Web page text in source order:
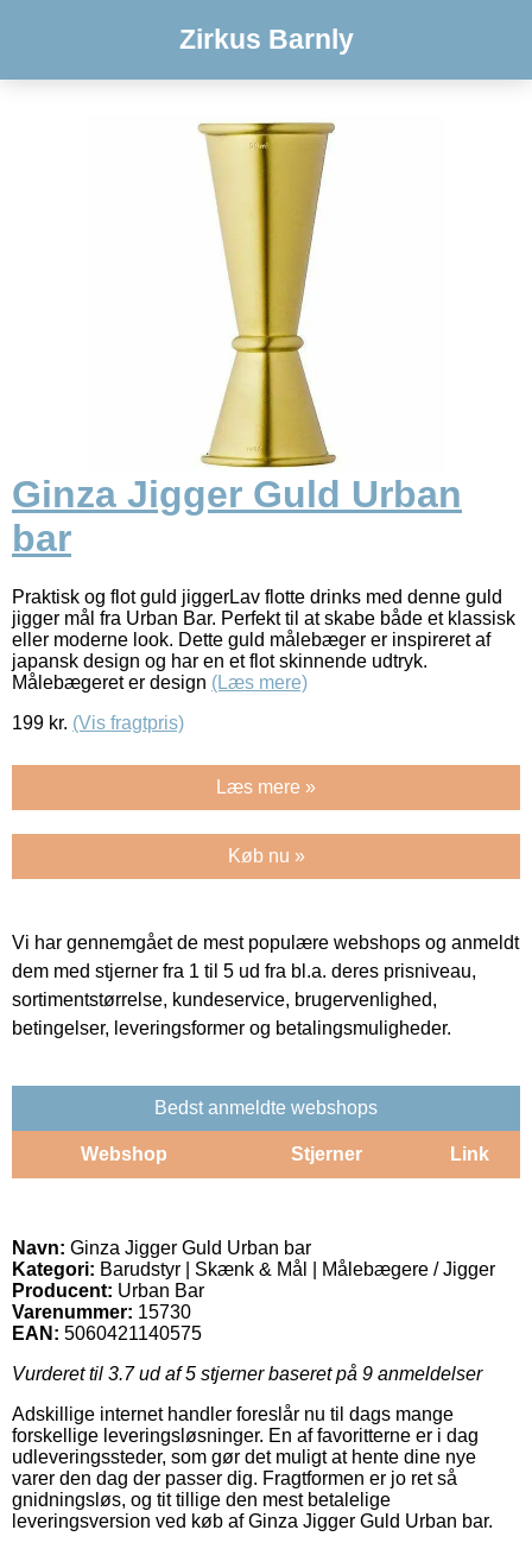
Zirkus Barnly
Ginza Jigger Guld Urban
bar
Praktisk og flot guld jiggerLav flotte drinks med denne guld
jigger mål fra Urban Bar. Perfekt til at skabe både et klassisk
eller moderne look. Dette guld målebæger er inspireret af
japansk design og har en et flot skinnende udtryk.
Målebægeret er design (Læs mere)
199 kr. (Vis fragtpris)
Læs mere »
Køb nu »
Vi har gennemgået de mest populære webshops og anmeldt
dem med stjerner fra 1 til 5 ud fra bl.a. deres prisniveau,
sortimentstørrelse, kundeservice, brugervenlighed,
betingelser, leveringsformer og betalingsmuligheder.
Bedst anmeldte webshops
Webshop Stjerner Link
Navn: Ginza Jigger Guld Urban bar
Kategori: Barudstyr | Skænk & Mål | Målebægere / Jigger
Producent: Urban Bar
Varenummer: 15730
EAN: 5060421140575
Vurderet til 3.7ud af 5 stjerner baseret på 9 anmeldelser
Adskillige internet handler foreslår nu til dags mange
forskellige leveringsløsninger. En af favoritterne er i dag
udleveringssteder, som gør det muligt at hente dine nye
varer den dag der passer dig. Fragtformen er jo ret så
gnidningsløs, og tit tillige den mest betalelige
leveringsversion ved køb af Ginza Jigger Guld Urban bar.